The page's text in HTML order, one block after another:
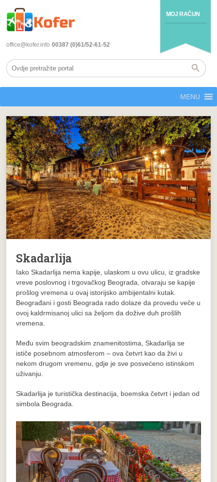
MOJ RAČUN
office@kofer.info 00387 (0)61/52-61-52
MENU
Skadarlija
Iako Skadarlija nema kapije, ulaskom u ovu ulicu, iz gradske
vreve poslovnog i trgovačkog Beograda, otvaraju se kapije
prošlog vremena u ovaj istorijsko ambijentalni kutak.
Beograđani i gosti Beograda rado dolaze da provedu veče u
ovoj kaldrmisanoj ulici sa željom da dožive duh prošlih
vremena.
Među svim beogradskim znamenitostima, Skadarlija se
ističe posebnom atmosferom – ova četvrt kao da živi u
nekom drugom vremenu, gdje je sve posvećeno istinskom
uživanju.
Skadarlija je turistička destinacija, boemska četvrt i jedan od
simbola Beograda.